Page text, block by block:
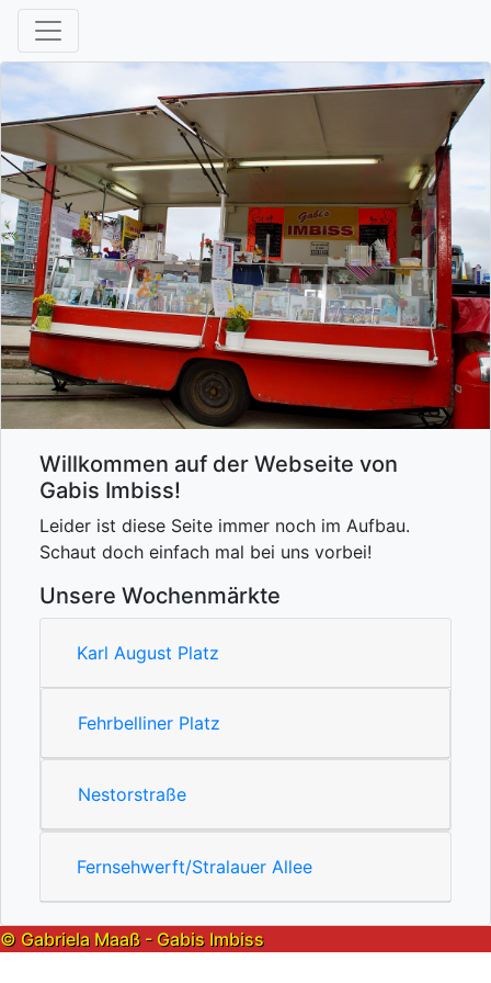
Willkommen auf der Webseite von
Gabis Imbiss!
Leider ist diese Seite immer noch im Aufbau.
Schaut doch einfach mal bei uns vorbei!
Unsere Wochenmärkte
Karl August Platz
Fehrbelliner Platz
Nestorstraße
Fernsehwerft/Stralauer Allee
© Gabriela Maaß - Gabis Imbiss